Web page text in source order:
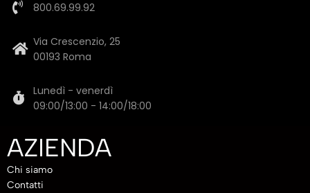
800.69.99.92
Via Crescenzio, 25
00193 Roma
Lunedì - venerdì
09:00/13:00 - 14:00/18:00
AZIENDA
Chi siamo
Contatti